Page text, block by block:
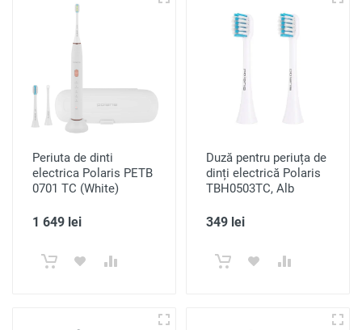
Periuta de dinti
electrica Polaris PETB
0701 TC (White)
1 649 lei
Duză pentru periuța de
dinți electrică Polaris
TBH0503TC, Alb
349 lei